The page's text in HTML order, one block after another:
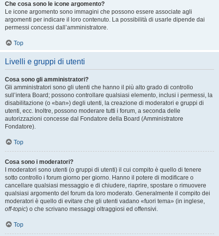
Che cosa sono le icone argomento?
Le icone argomento sono immagini che possono essere associate agli
argomenti per indicare il loro contenuto. La possibilità di usarle dipende dai
permessi concessi dall’amministratore.
Top
Livelli e gruppi di utenti
Cosa sono gli amministratori?
Gli amministratori sono gli utenti che hanno il più alto grado di controllo
sull’intera Board; possono controllare qualsiasi elemento, inclusi i permessi, la
disabilitazione (o «ban») degli utenti, la creazione di moderatori e gruppi di
utenti, ecc. Inoltre, possono moderare tutti i forum, a seconda delle
autorizzazioni concesse dal Fondatore della Board (Amministratore
Fondatore).
Top
Cosa sono i moderatori?
I moderatori sono utenti (o gruppi di utenti) il cui compito è quello di tenere
sotto controllo i forum giorno per giorno. Hanno il potere di modificare o
cancellare qualsiasi messaggio e di chiudere, riaprire, spostare o rimuovere
qualsiasi argomento del forum da loro moderato. Generalmente il compito dei
moderatori è quello di evitare che gli utenti vadano «fuori tema» (in inglese,
off-topic) o che scrivano messaggi oltraggiosi ed offensivi.
Top